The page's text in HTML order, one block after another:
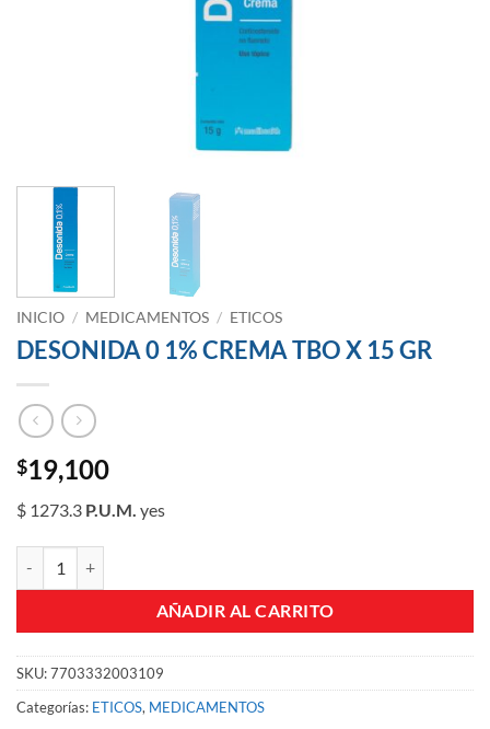
INICIO / MEDICAMENTOS / ETICOS
DESONIDA 0 1% CREMA TBO X 15 GR
$19,100
$ 1273.3 P.U.M. yes
AÑADIR AL CARRITO
SKU:7703332003109
Categorías: ETICOS, MEDICAMENTOS